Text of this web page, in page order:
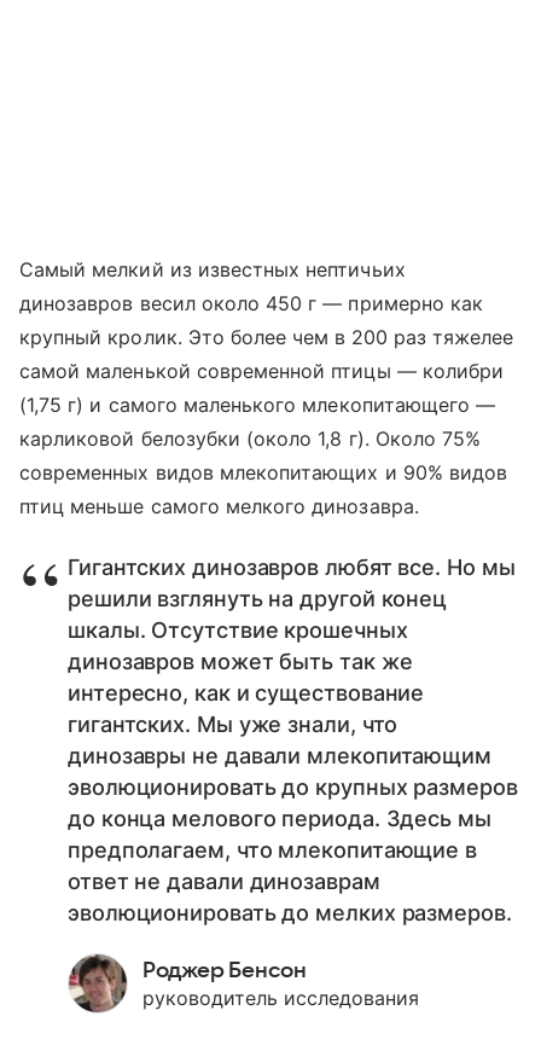
Самый мелкий из известных нептичьих
динозавров весил около 450 г — примерно как
крупный кролик. Это более чем в 200 раз тяжелее
самой маленькой современной птицы — колибри
(1,75 г) и самого маленького млекопитающего —
карликовой белозубки (около 1,8 г). Около 75%
современных видов млекопитающих и 90% видов
птиц меньше самого мелкого динозавра.
Гигантских динозавров любят все. Но мы
решили взглянуть на другой конец
шкалы. Отсутствие крошечных
динозавров может быть так же
интересно, как и существование
гигантских. Мы уже знали, что
динозавры не давали млекопитающим
эволюционировать до крупных размеров
до конца мелового периода. Здесь мы
предполагаем, что млекопитающие в
ответ не давали динозаврам
эволюционировать до мелких размеров.
Роджер Бенсон
руководитель исследования